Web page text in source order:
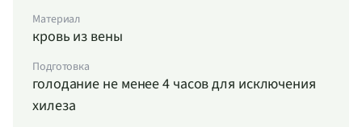
Материал
кровь из вены
Подготовка
голодание не менее 4 часов для исключения
хилеза